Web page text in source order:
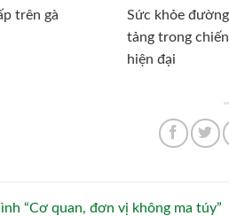
trên gà
Sức khỏe
tảng trong
hiện đại
“Cơ quan, đơn vị không ma túy”